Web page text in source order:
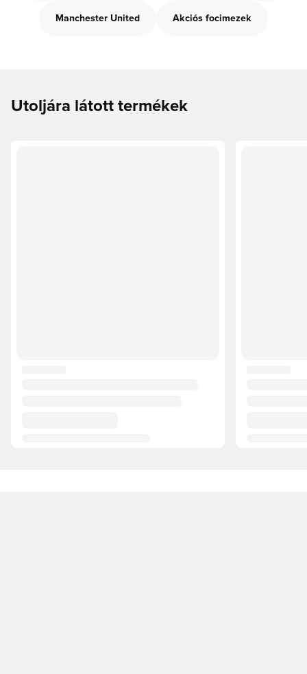
Manchester United Akciós focimezek
Utoljára látott termékek